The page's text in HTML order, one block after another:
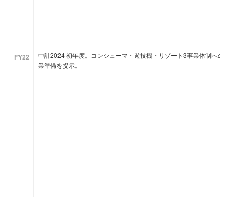
FY22
中計2024 初年度。コンシューマ・遊技機・リゾート3事業体制への
業準備を提示。